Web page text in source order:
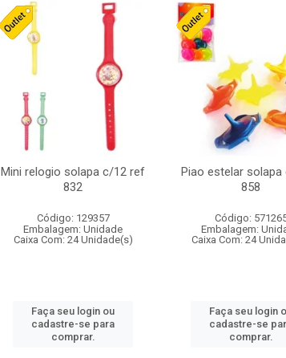
Mini relogio solapa c/12 ref
832
Código: 129357
Embalagem: Unidade
Caixa Com: 24 Unidade(s)
Faça seu login ou
cadastre-se para
comprar.
Piao estelar
858
Código:
Embalagem:
Caixa Com: 24
Faça seu login
cadastre-se
comprar.